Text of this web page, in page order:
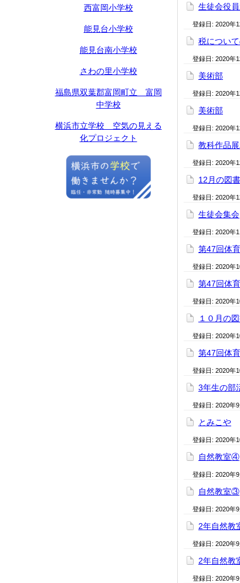
西富岡小学校
能見台小学校
能見台南小学校
さわの里小学校
福島県双葉郡富岡町立 富岡
中学校
横浜市立学校 空気の見える
化プロジェクト
生徒会役
登録日: 2020年
税につい
登録日: 2020年
美術部
登録日: 2020年
美術部
登録日: 2020年
教科作品
登録日: 2020年
12月の図
登録日: 2020年
生徒会集会
登録日: 2020年
第47回体
登録日: 2020年
第47回体
登録日: 2020年
１０月の
登録日: 2020年
第47回体
登録日: 2020年
3年生の
登録日: 2020年
とみこや
登録日: 2020年
自然教室④
登録日: 2020年
自然教室③
登録日: 2020年
2年自然
登録日: 2020年
2年自然
登録日: 2020年